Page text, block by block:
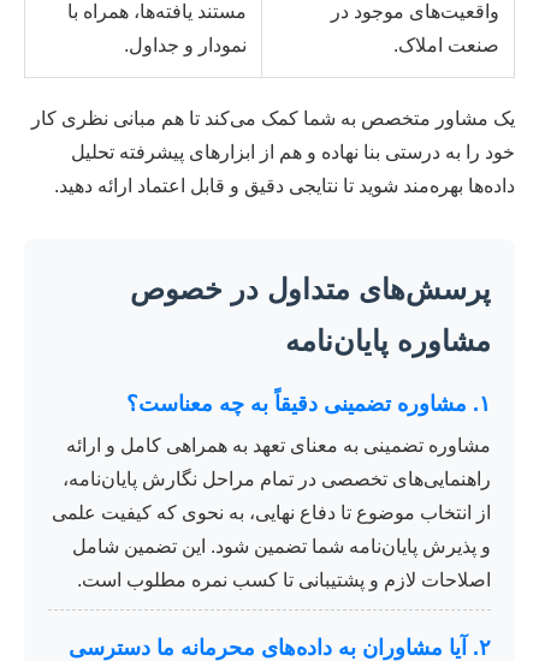
واقعیت‌های موجود در
صنعت املاک.
مستند یافته‌ها، همراه با
نمودار و جداول.
یک مشاور متخصص به شما کمک می‌کند تا هم مبانی نظری کار
خود را به درستی بنا نهاده و هم از ابزارهای پیشرفته تحلیل
داده‌ها بهره‌مند شوید تا نتایجی دقیق و قابل اعتماد ارائه دهید.
پرسش‌های متداول در خصوص
مشاوره پایان‌نامه
۱. مشاوره تضمینی دقیقاً به چه معناست؟
مشاوره تضمینی به معنای تعهد به همراهی کامل و ارائه
راهنمایی‌های تخصصی در تمام مراحل نگارش پایان‌نامه،
از انتخاب موضوع تا دفاع نهایی، به نحوی که کیفیت علمی
و پذیرش پایان‌نامه شما تضمین شود. این تضمین شامل
اصلاحات لازم و پشتیبانی تا کسب نمره مطلوب است.
۲. آیا مشاوران به داده‌های محرمانه ما دسترسی